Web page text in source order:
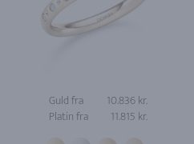
Guld fra
10.836 kr.
Platin fra
11.815 kr.